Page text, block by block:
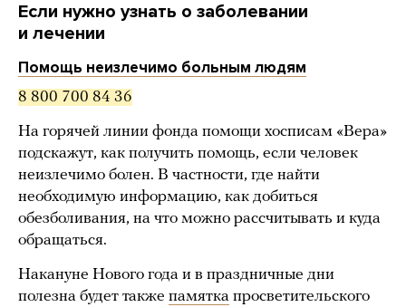
Если нужно узнать о заболевании
и лечении
Помощь неизлечимо больным людям
8 800 700 84 36
На горячей линии фонда помощи хосписам «Вера»
подскажут, как получить помощь, если человек
неизлечимо болен. В частности, где найти
необходимую информацию, как добиться
обезболивания, на что можно рассчитывать и куда
обращаться.
Накануне Нового года и в праздничные дни
полезна будет также памятка просветительского